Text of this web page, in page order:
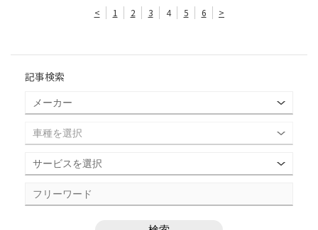
< 1 2 3 4 5 6 >
記事検索